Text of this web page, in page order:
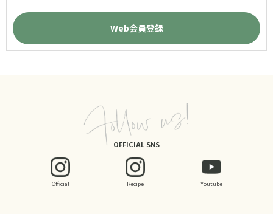
OFFICIAL SNS
Official Recipe Youtube